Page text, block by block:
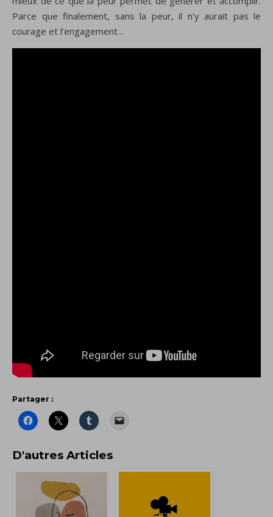
Parce que finalement, sans la peur, il n’y aurait pas le
courage et l’engagement…
Partager :
D'autres Articles